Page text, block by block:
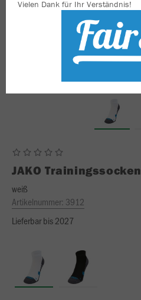
JAKO
weiß
Artikelnummer: 3912
Lieferbar bis 2027
Vielen Dank für Ihr Verständnis!